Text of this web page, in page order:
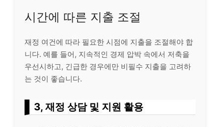
시간에 따른 지출 조절
재정 여건에 따라 필요한 시점에 지출을 조절해야 합
니다. 예를 들어, 지속적인 경제 압박 속에서 저축을
우선시하고, 긴급한 경우에만 비필수 지출을 고려하
는 것이 좋습니다.
3, 재정 상담 및 지원 활용